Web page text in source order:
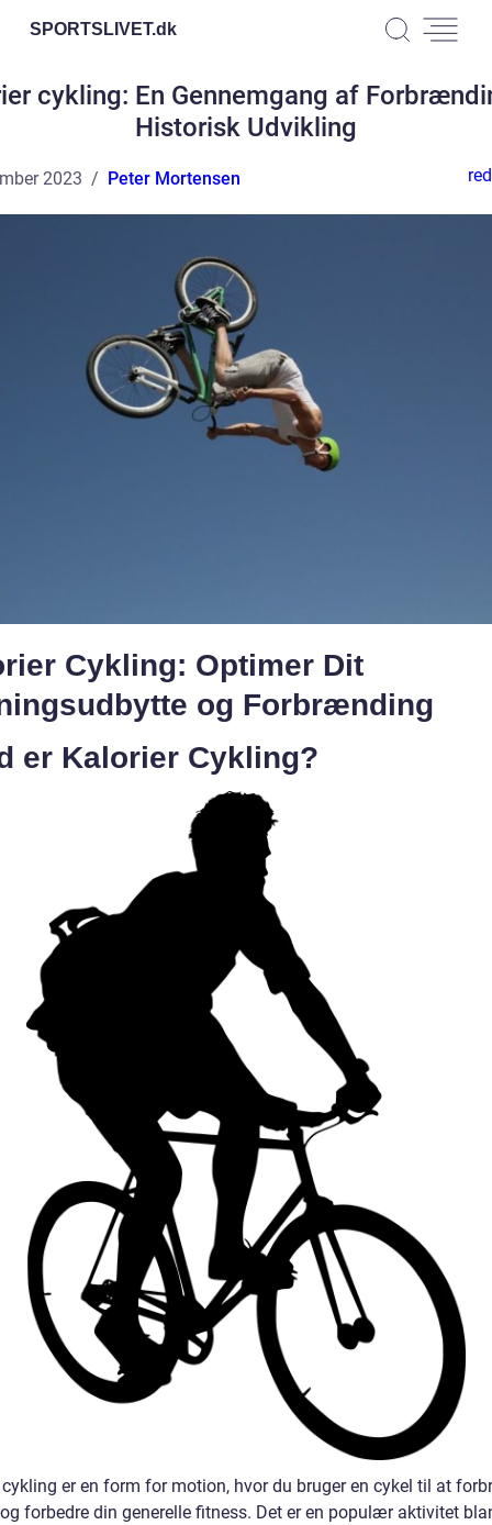
SPORTSLIVET.dk
cykling: En Gennemgang af
Historisk Udvikling
2023 Peter Mortensen
Cykling: Optimer Dit
og Forbrænding
er Kalorier Cykling?
er en form for motion, hvor du bruger en cykel til at
forbedre din generelle fitness. Det er en populær aktivitet